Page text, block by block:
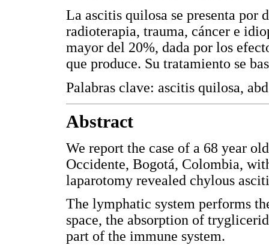
La ascitis quilosa se presenta por
radioterapia, trauma, cáncer e
mayor del 20%, dada por los
que produce. Su tratamiento se
Palabras clave: ascitis quilosa,
Abstract
We report the case of a 68 year
Occidente, Bogotá, Colombia,
laparotomy revealed chylous
The lymphatic system performs
space, the absorption of
part of the immune system.